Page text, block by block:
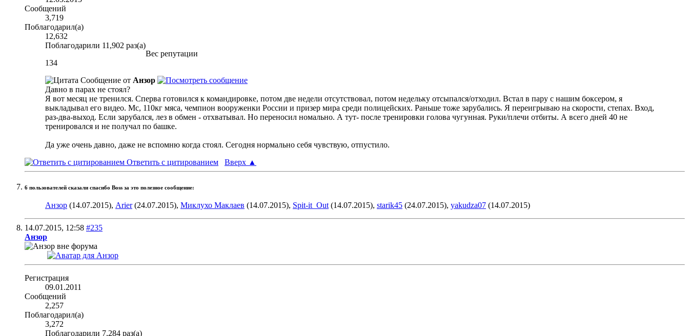
Сообщений
3,719
Поблагодарил(а)
12,632
Поблагодарили 11,902 раз(а)
Вес репутации
134
Сообщение от Анзор
Давно в парах не стоял?
Я вот месяц не тренился. Сперва готовился к командировке, потом две недели отсутствовал, потом недельку отсыпался/отходил. Встал в пару с нашим боксером, я
выкладывал его видео. Мс, 110кг мяса, чемпион вооруженки России и призер мира среди полицейских. Раньше тоже зарубались. Я переигрываю на скорости, степах. Вход,
раз-два-выход. Если зарубался, лез в обмен - отхватывал. Но переносил номально. А тут- после тренировки голова чугунная. Руки/плечи отбиты. А всего дней 40 не
тренировался и не получал по башке.
Да уже очень давно, даже не вспомню когда стоял. Сегодня нормально себя чувствую, отпустило.
Ответить с цитированием
Вверх ▲
6 пользователей сказали cпасибо Boss за это полезное сообщение:
Анзор (14.07.2015), Arier(24.07.2015), Миклухо Маклаев (14.07.2015), Spit-it_Out (14.07.2015), starik45 (24.07.2015), yakudza07 (14.07.2015)
14.07.2015, 12:58 #235
Анзор
Регистрация
09.01.2011
Сообщений
2,257
Поблагодарил(а)
3,272
Поблагодарили 7,284 раз(а)